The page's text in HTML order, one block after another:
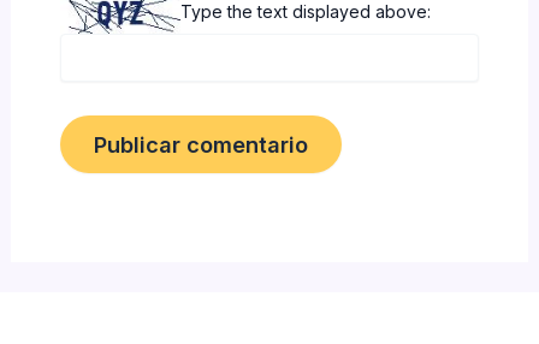
Type the text displayed above: